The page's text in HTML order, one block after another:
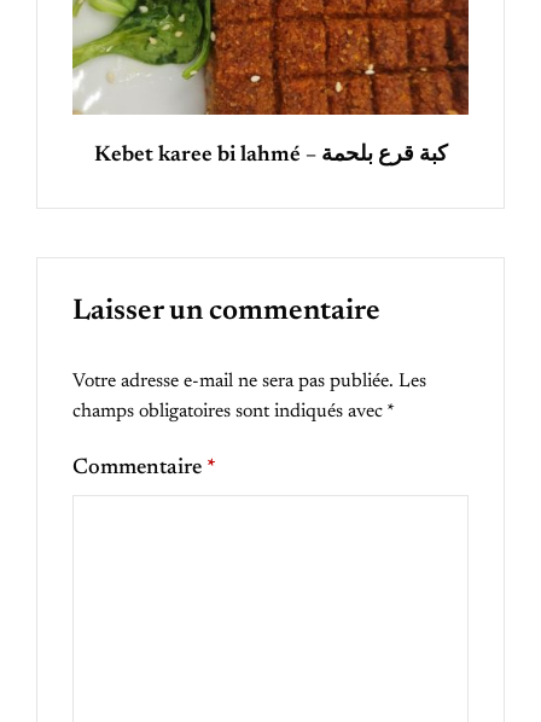
Kebet karee bi lahmé – كبة قرع بلحمة
Laisser un commentaire
Votre adresse e-mail ne sera pas publiée. Les
champs obligatoires sont indiqués avec *
Commentaire *